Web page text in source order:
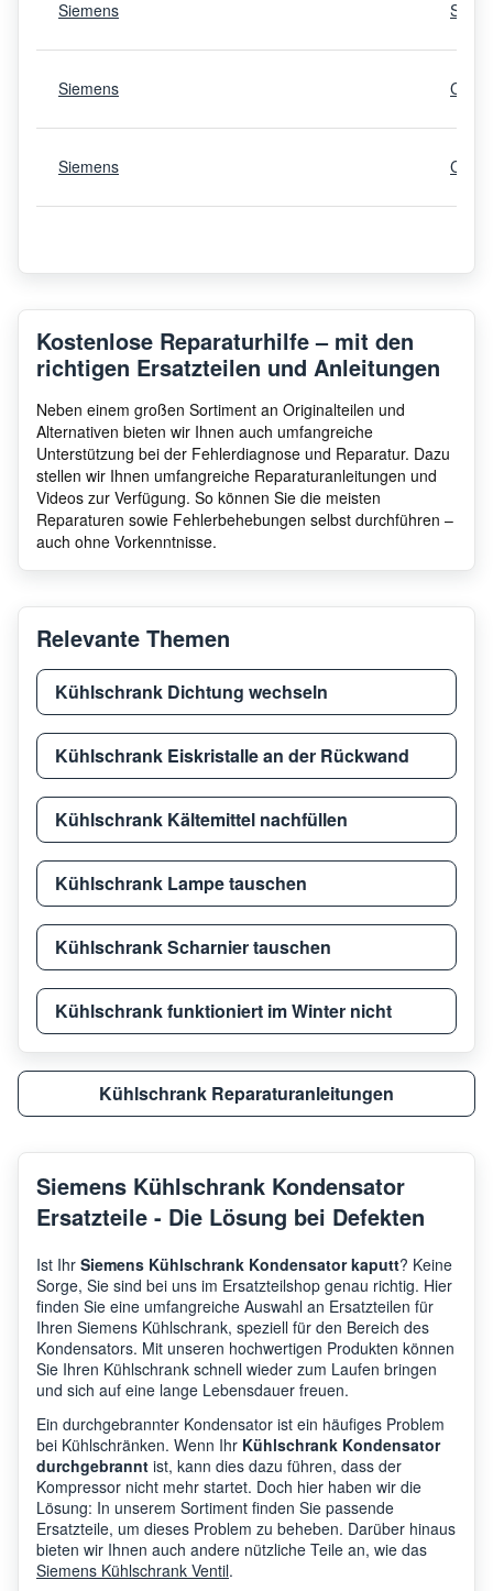
Siemens
Siemens
Siemens
Siemens
Siemens
Siemens
Siemens
Siemens
Siemens
Siemens
Siemens
Siemens
Siemens
Siemens
Siemens
Siemens
Kostenlose Reparaturhilfe – mit den
richtigen Ersatzteilen und Anleitungen
Neben einem großen Sortiment an Originalteilen und
Alternativen bieten wir Ihnen auch umfangreiche
Unterstützung bei der Fehlerdiagnose und Reparatur. Dazu
stellen wir Ihnen umfangreiche Reparaturanleitungen und
Videos zur Verfügung. So können Sie die meisten
Reparaturen sowie Fehlerbehebungen selbst durchführen –
auch ohne Vorkenntnisse.
Relevante Themen
Kühlschrank Dichtung wechseln
Kühlschrank Eiskristalle an der Rückwand
Kühlschrank Kältemittel nachfüllen
Kühlschrank Lampe tauschen
Kühlschrank Scharnier tauschen
Kühlschrank funktioniert im Winter nicht
Kühlschrank Reparaturanleitungen
Siemens Kühlschrank Kondensator
Ersatzteile - Die Lösung bei Defekten
Ist Ihr Siemens Kühlschrank Kondensator kaputt? Keine
Sorge, Sie sind bei uns im Ersatzteilshop genau richtig. Hier
finden Sie eine umfangreiche Auswahl an Ersatzteilen für
Ihren Siemens Kühlschrank, speziell für den Bereich des
Kondensators. Mit unseren hochwertigen Produkten können
Sie Ihren Kühlschrank schnell wieder zum Laufen bringen
und sich auf eine lange Lebensdauer freuen.
Ein durchgebrannter Kondensator ist ein häufiges Problem
bei Kühlschränken. Wenn Ihr Kühlschrank Kondensator
durchgebrannt ist, kann dies dazu führen, dass der
Kompressor nicht mehr startet. Doch hier haben wir die
Lösung: In unserem Sortiment finden Sie passende
Ersatzteile, um dieses Problem zu beheben. Darüber hinaus
bieten wir Ihnen auch andere nützliche Teile an, wie das
Siemens Kühlschrank Ventil.